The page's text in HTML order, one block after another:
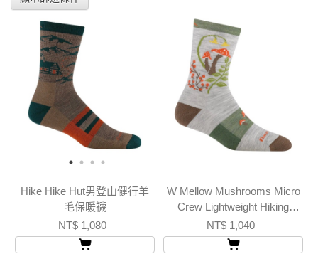
Hike Hike Hut男登山健行羊
毛保暖襪
NT$ 1,080
W Mellow Mushrooms Micro
Crew Lightweight Hiking
Socks
NT$ 1,040